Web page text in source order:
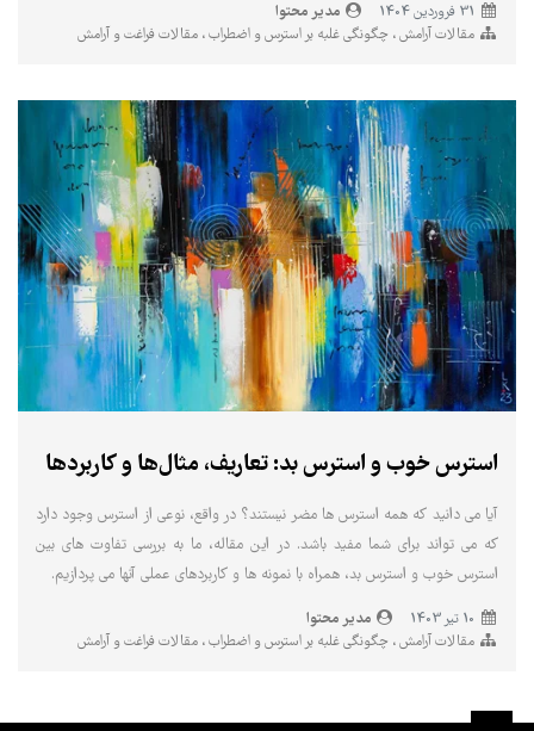
مدیر محتوا
مقالات آرامش چگونگی غلبه بر استرس و اضطراب مقالات فراغت و آرامش
استرس خوب و استرس بد: تعاریف، مثال‌ها و کاربردها
آیا می دانید که همه استرس ها مضر نیستند؟ در واقع، نوعی از استرس وجود دارد
که می تواند برای شما مفید باشد. در این مقاله، ما به بررسی تفاوت های بین
استرس خوب و استرس بد، همراه با نمونه ها و کاربردهای عملی آنها می پردازیم.
مدیر محتوا
مقالات آرامش چگونگی غلبه بر استرس و اضطراب مقالات فراغت و آرامش